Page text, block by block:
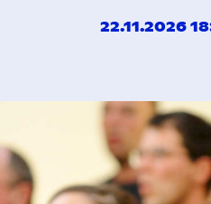
22.11.2026